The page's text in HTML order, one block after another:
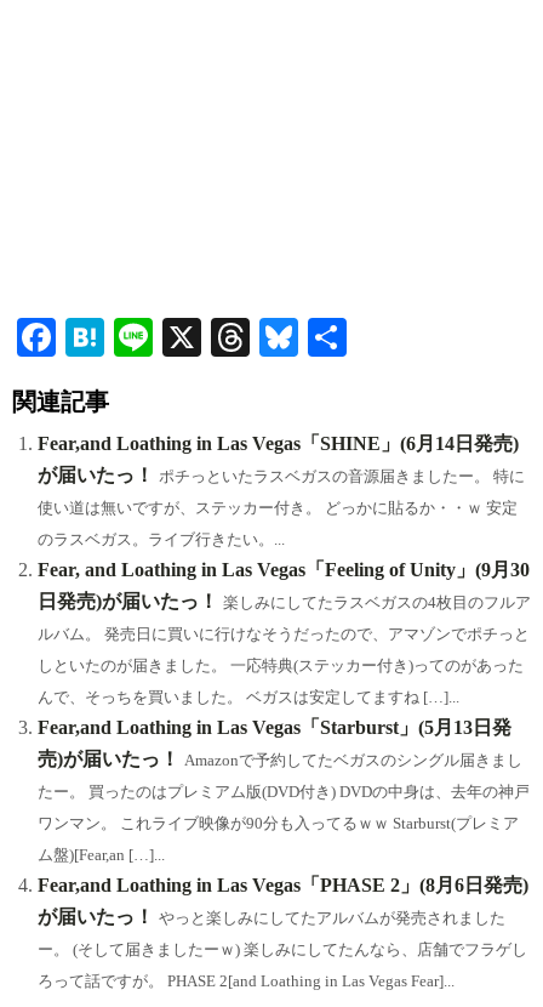
Fa
bo
ok
H
en
a
Li
X
T
ds
Bl
y
関連記事
Fear,and Loathing in Las Vegas「SHINE」(6月14日発売)
が届いたっ！
ポチっといたラスベガスの音源届きましたー。 特に
使い道は無いですが、ステッカー付き。 どっかに貼るか・・ｗ 安定
のラスベガス。ライブ行きたい。...
Fear, and Loathing in Las Vegas「Feeling of Unity」(9月30
日発売)が届いたっ！
楽しみにしてたラスベガスの4枚目のフルア
ルバム。 発売日に買いに行けなそうだったので、アマゾンでポチっと
しといたのが届きました。 一応特典(ステッカー付き)ってのがあった
んで、そっちを買いました。 ベガスは安定してますね […]...
Fear,and Loathing in Las Vegas「Starburst」(5月13日発
売)が届いたっ！
Amazonで予約してたベガスのシングル届きまし
たー。 買ったのはプレミアム版(DVD付き) DVDの中身は、去年の神戸
ワンマン。 これライブ映像が90分も入ってるｗｗ Starburst(プレミア
ム盤)[Fear,an […]...
Fear,and Loathing in Las Vegas「PHASE 2」(8月6日発売)
が届いたっ！
やっと楽しみにしてたアルバムが発売されました
ー。 (そして届きましたーｗ) 楽しみにしてたんなら、店舗でフラゲし
ろって話ですが。 PHASE 2[and Loathing in Las Vegas Fear]...